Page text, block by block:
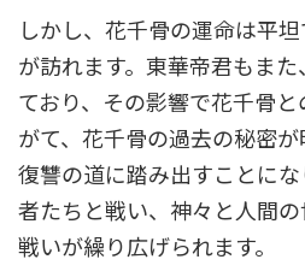
しかし、花千骨の運命は平
が訪れます。東華帝君もま
ており、その影響で花千骨
がて、花千骨の過去の秘密
復讐の道に踏み出すことに
者たちと戦い、神々と人間
戦いが繰り広げられます。